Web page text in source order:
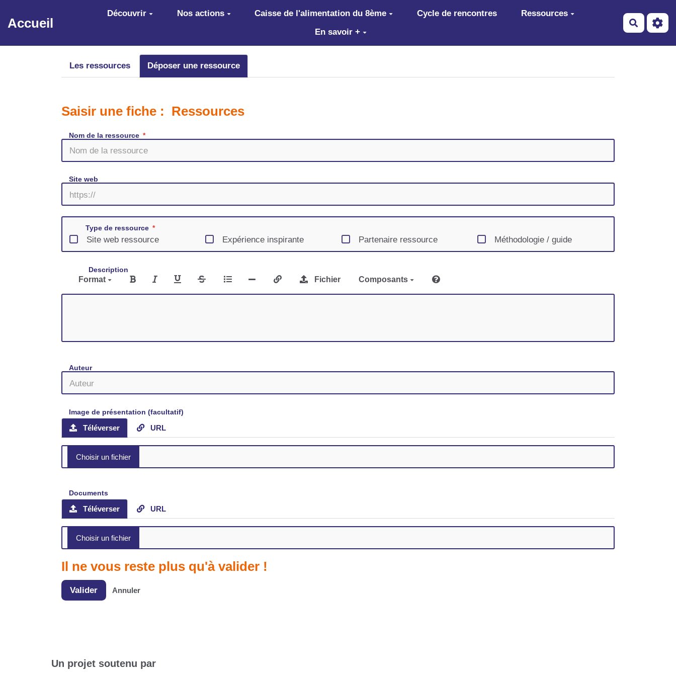
Aller au contenu principal
Accueil
Découvrir Nos actions Caisse de l'alimentation du 8ème Cycle de rencontres
Ressources
En savoir +
Les ressources Déposer une ressource
Saisir une fiche : Ressources
Nom de la ressource
Site web
Type de ressource
Site web ressource Expérience inspirante Partenaire ressource Méthodologie / guide
Description
Format Fichier Composants
Auteur
Image de présentation (facultatif)
Téléverser URL
Documents
Téléverser URL
Il ne vous reste plus qu'à valider !
Valider Annuler
Un projet soutenu par